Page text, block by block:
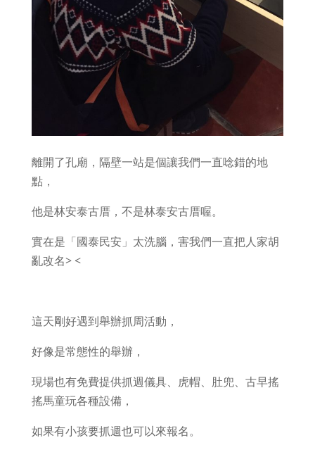
離開了孔廟，隔壁一站是個讓我們一直唸錯的地
點，
他是林安泰古厝，不是林泰安古厝喔。
實在是「國泰民安」太洗腦，害我們一直把人家胡
亂改名> <
這天剛好遇到舉辦抓周活動，
好像是常態性的舉辦，
現場也有免費提供抓週儀具、虎帽、肚兜、古早搖
搖馬童玩各種設備，
如果有小孩要抓週也可以來報名。